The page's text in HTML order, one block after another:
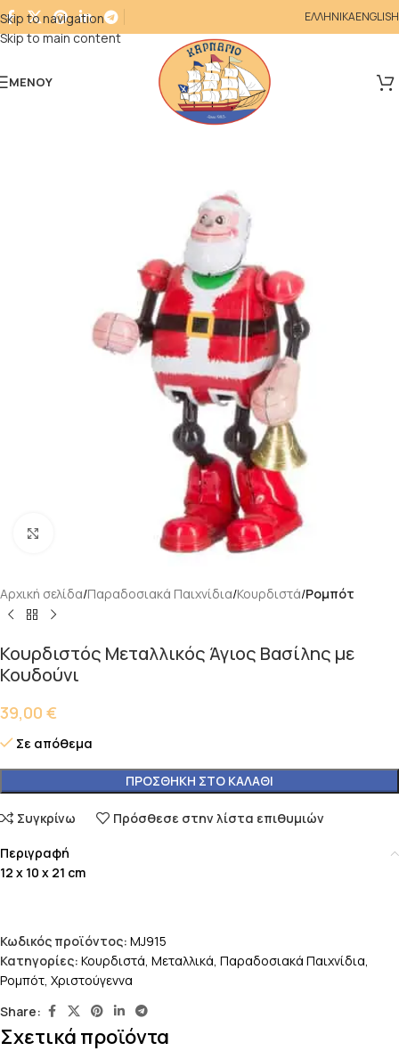
Skip to navigation
Skip to main content
ΕΛΛΗΝΙΚΑENGLISH
ΜΕΝΟΎ
Κάντε κλικ για μεγέθυνση
Αρχική σελίδα Παραδοσιακά Παιχνίδια Κουρδιστά Ρομπότ
Κουρδιστός Μεταλλικός Άγιος Βασίλης με
Κουδούνι
39,00 €
Σε απόθεμα
ΠΡΟΣΘΉΚΗ ΣΤΟ ΚΑΛΆΘΙ
Συγκρίνω Πρόσθεσε στην λίστα επιθυμιών
Περιγραφή
12 x 10 x 21 cm
Κωδικός προϊόντος: MJ915
Κατηγορίες: Κουρδιστά, Μεταλλικά, Παραδοσιακά Παιχνίδια,
Ρομπότ, Χριστούγεννα
Share:
Σχετικά προϊόντα